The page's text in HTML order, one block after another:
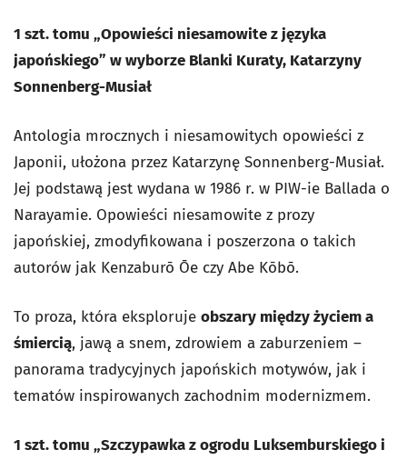
1 szt. tomu „Opowieści niesamowite z języka
japońskiego” w wyborze Blanki Kuraty, Katarzyny
Sonnenberg-Musiał
Antologia mrocznych i niesamowitych opowieści z
Japonii, ułożona przez Katarzynę Sonnenberg-Musiał.
Jej podstawą jest wydana w 1986 r. w PIW-ie Ballada o
Narayamie. Opowieści niesamowite z prozy
japońskiej, zmodyfikowana i poszerzona o takich
autorów jak Kenzaburō Ōe czy Abe Kōbō.
To proza, która eksploruje obszary między życiem a
śmiercią, jawą a snem, zdrowiem a zaburzeniem –
panorama tradycyjnych japońskich motywów, jak i
tematów inspirowanych zachodnim modernizmem.
1 szt. tomu „Szczypawka z ogrodu Luksemburskiego i